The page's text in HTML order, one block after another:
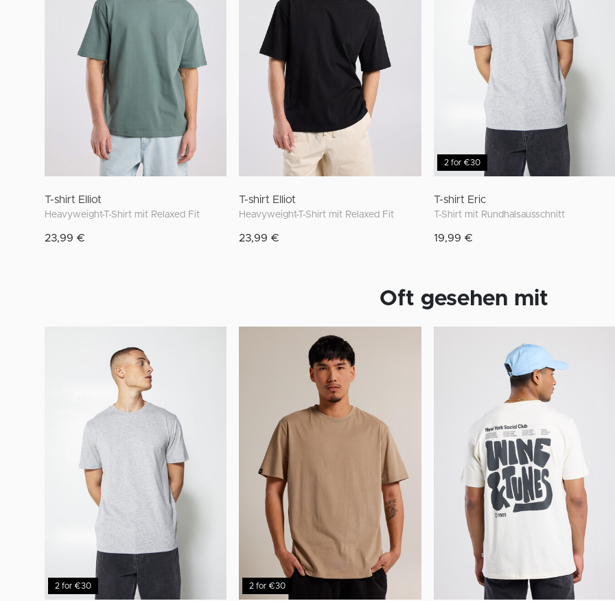
T-shirt Elliot
Heavyweight-T-Shirt mit Relaxed Fit
23,99 €
T-shirt Elliot
Heavyweight-T-Shirt mit Relaxed Fit
23,99 €
2 for €30
T-shirt Eric
T-Shirt mit Rundhalsausschnitt
19,99 €
Oft gesehen mit
2 for €30 2 for €30